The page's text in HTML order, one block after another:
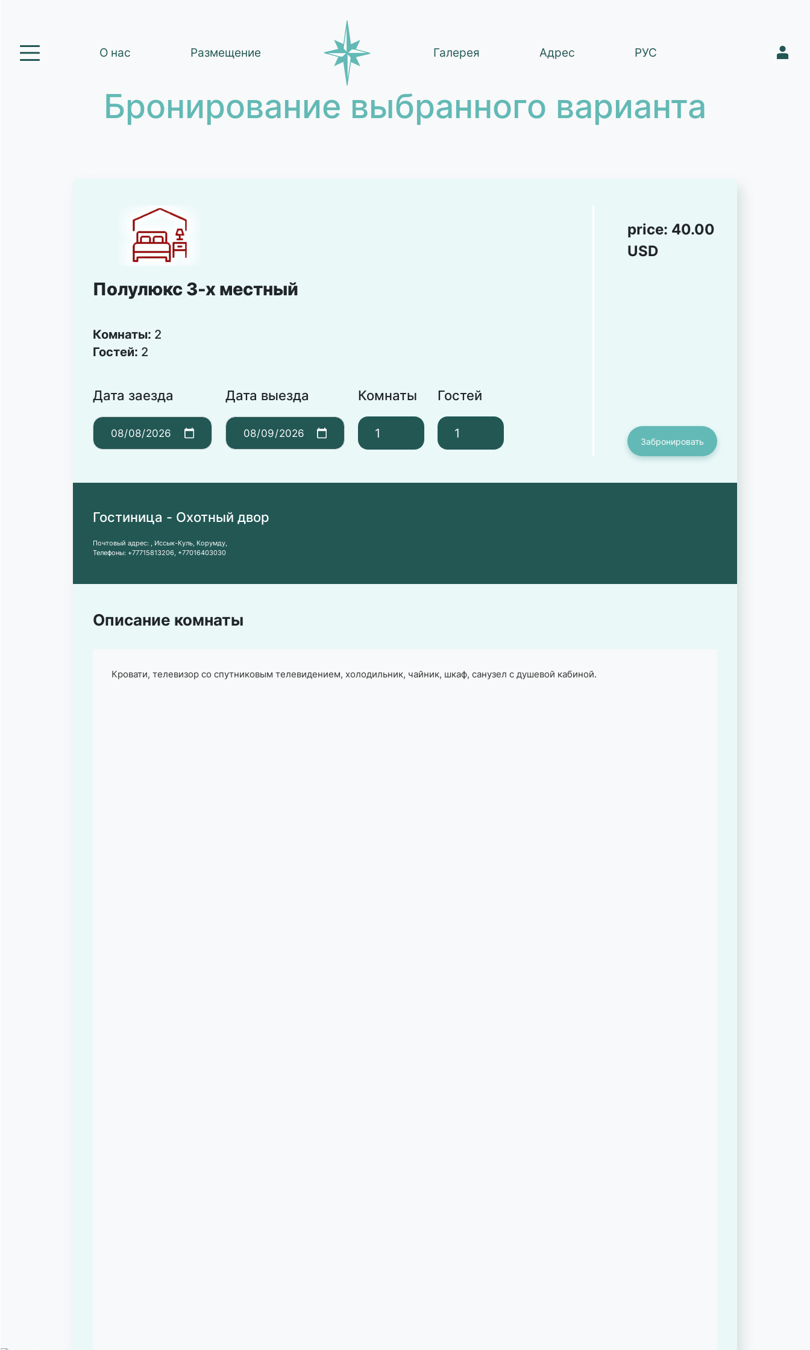
О нас Размещение Галерея Адрес РУС 1
Бронирование выбранного варианта
Полулюкс 3-х местный
Комнаты: 2
Гостей: 2
Дата заезда Дата выезда Комнаты Гостей
price: 40.00
USD
Гостиница - Охотный двор
Почтовый адрес:
, Иссык-Куль, Корумду,
Телефоны: +77715813206 +77016403030
Описание комнаты